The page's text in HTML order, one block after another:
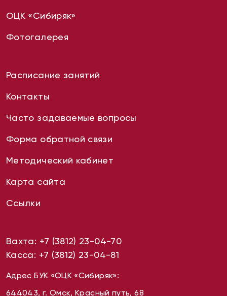
ОЦК «Сибиряк»
Фотогалерея
Расписание занятий
Контакты
Часто задаваемые вопросы
Форма обратной связи
Методический кабинет
Карта сайта
Ссылки
Вахта: +7 (3812) 23-04-70
Касса: +7 (3812) 23-04-81
Адрес БУК «ОЦК «Сибиряк»:
644043, г. Омск, Красный путь, 68